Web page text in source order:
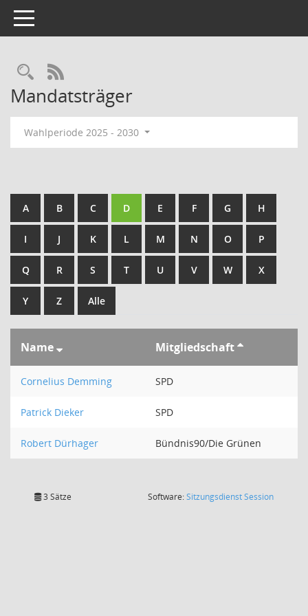
Toggle navigation
Rechercheauswahl
RSS-Feed
Mandatsträger
Wahlperiode 2025 - 2030
A B C D E F G H
I J K L M N O P
Q R S T U V W X
Y Z Alle
Name Mitgliedschaft
Cornelius Demming SPD
Patrick Dieker SPD
Robert Dürhager Bündnis90/Die Grünen
3 Sätze Software:SitzungsdienstSession(Wird in